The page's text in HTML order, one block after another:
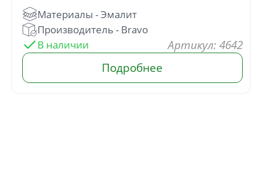
В наличии : 4642
Нажимая кнопку «Отправить», Вы
соглашаетесь с политикой обработки
персональных данных